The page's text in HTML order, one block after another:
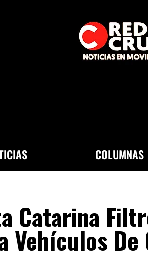
COLUMNAS
Catarina
Vehículos De